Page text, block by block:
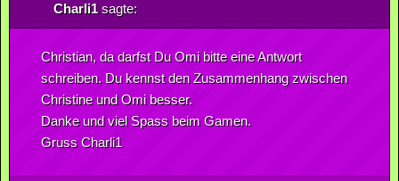
Charli1sagte:
Christian, da darfst Du Omi bitte eine Antwort
schreiben. Du kennst den Zusammenhang zwischen
Christine und Omi besser.
Danke und viel Spass beim Gamen.
Gruss Charli1